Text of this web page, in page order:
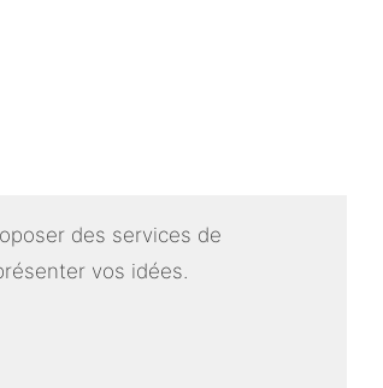
des services de
vos idées.